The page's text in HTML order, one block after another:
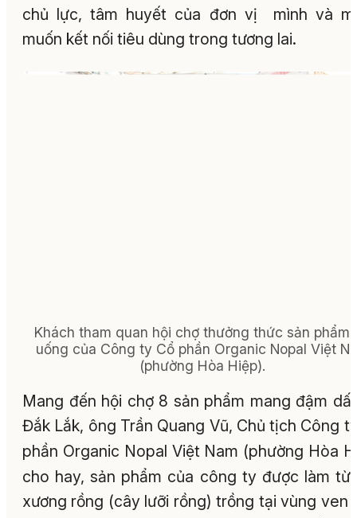
chủ lực, tâm huyết của đơn vị mình và
muốn kết nối tiêu dùng trong tương lai.
Khách tham quan hội chợ thưởng thức sản phẩm
uống của Công ty Cổ phần Organic Nopal Việt
(phường Hòa Hiệp).
Mang đến hội chợ 8 sản phẩm mang đậm
Đắk Lắk, ông Trần Quang Vũ, Chủ tịch Công
phần Organic Nopal Việt Nam (phường Hòa
cho hay, sản phẩm của công ty được làm từ
xương rồng (cây lưỡi rồng) trồng tại vùng ven